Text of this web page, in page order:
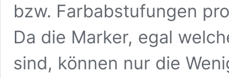
bzw. Farbabstufungen
Da die Marker, egal
sind, können nur die